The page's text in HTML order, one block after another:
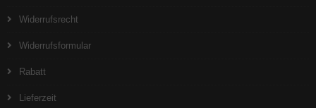
Widerrufsrecht
Widerrufsformular
Rabatt
Lieferzeit